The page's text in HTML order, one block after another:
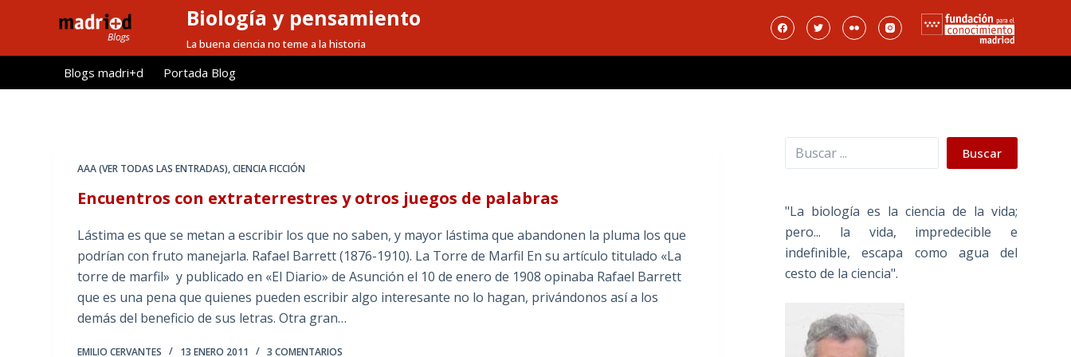
l
Biología y pensamiento
La buena ciencia no teme a la historia
Blogs madri+d Portada Blog
AAA (VER TODAS LAS ENTRADAS),CIENCIA FICCIÓN
Encuentros con extraterrestres y otros juegos de palabras
Lástima es que se metan a escribir los que no saben, y mayor lástima que abandonen la pluma los que
podrían con fruto manejarla. Rafael Barrett (1876-1910). La Torre de Marfil En su artículo titulado «La
torre de marfil» y publicado en «El Diario» de Asunción el 10 de enero de 1908 opinaba Rafael Barrett
que es una pena que quienes pueden escribir algo interesante no lo hagan, privándonos así a los
demás del beneficio de sus letras. Otra gran…
EMILIO CERVANTES 13 ENERO 2011 3 COMENTARIOS
Buscar Buscar
"La biología es la ciencia de la vida;
pero... la vida, impredecible e
indefinible, escapa como agua del
cesto de la ciencia".